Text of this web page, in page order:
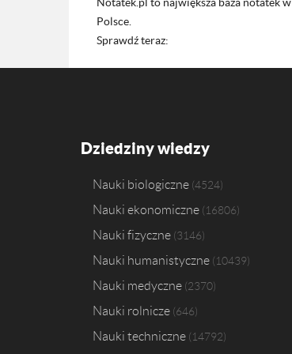
Polsce.
Sprawdź teraz:
Dziedziny wiedzy
Nauki biologiczne 4524
Nauki ekonomiczne 16806
Nauki fizyczne 3146
Nauki humanistyczne 10439
Nauki medyczne 2370
Nauki rolnicze 646
Nauki techniczne 14792